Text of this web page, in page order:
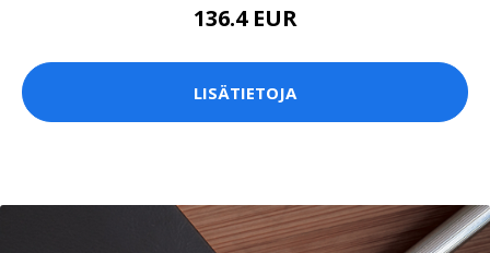
136.4 EUR
LISÄTIETOJA